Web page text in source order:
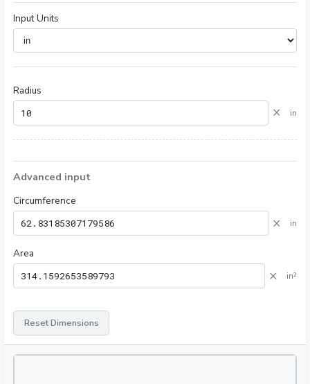
Input Units
Radius
× in
Advanced input
Circumference
× in
Area
× in²
Reset Dimensions